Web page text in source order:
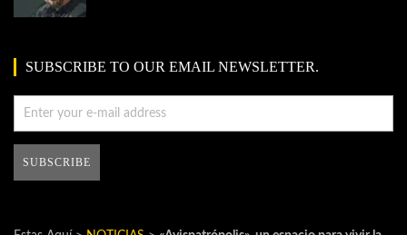
SUBSCRIBE TO OUR EMAIL NEWSLETTER.